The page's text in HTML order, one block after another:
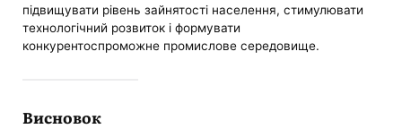
підвищувати рівень зайнятості населення, стимулювати
технологічний розвиток і формувати
конкурентоспроможне промислове середовище.
Висновок